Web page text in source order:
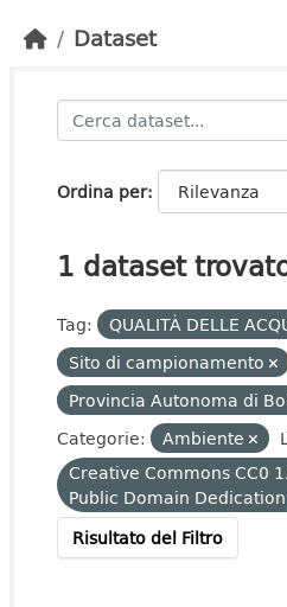
Dataset
Ordina per
1 dataset
Tag: QUALITÀ DELLE
Sito di campionamento
Provincia Autonoma di
Categorie:
Ambiente
Creative Commons CC0
Public Domain
Risultato del Filtro